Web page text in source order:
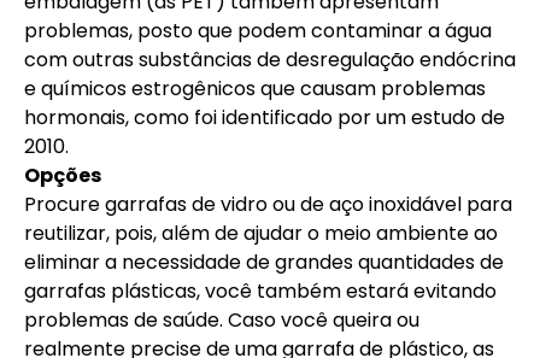
problemas, posto que podem contaminar a água
com outras substâncias de desregulação endócrina
e químicos estrogênicos que causam problemas
hormonais, como foi identificado por um estudo de
2010.
Opções
Procure garrafas de vidro ou de aço inoxidável para
reutilizar, pois, além de ajudar o meio ambiente ao
eliminar a necessidade de grandes quantidades de
garrafas plásticas, você também estará evitando
problemas de saúde. Caso você queira ou
realmente precise de uma garrafa de plástico, as